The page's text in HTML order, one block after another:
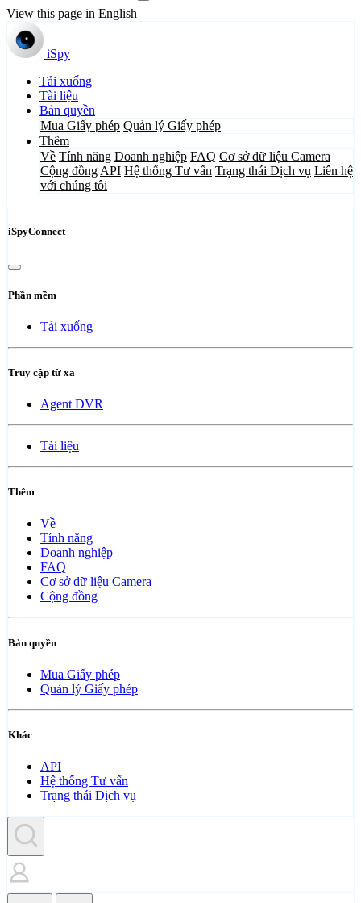
View this page in English
iSpy
Tải xuống
Tài liệu
Bản quyền
Mua Giấy phép Quản lý Giấy phép
Thêm
Về Tính năng Doanh nghiệp FAQ Cơ sở dữ liệu Camera
Cộng đồng API Hệ thống Tư vấn Trạng thái Dịch vụ Liên hệ
với chúng tôi
iSpyConnect
Phần mềm
Tải xuống
Truy cập từ xa
Agent DVR
Tài liệu
Thêm
Về
Tính năng
Doanh nghiệp
FAQ
Cơ sở dữ liệu Camera
Cộng đồng
Bản quyền
Mua Giấy phép
Quản lý Giấy phép
Khác
API
Hệ thống Tư vấn
Trạng thái Dịch vụ